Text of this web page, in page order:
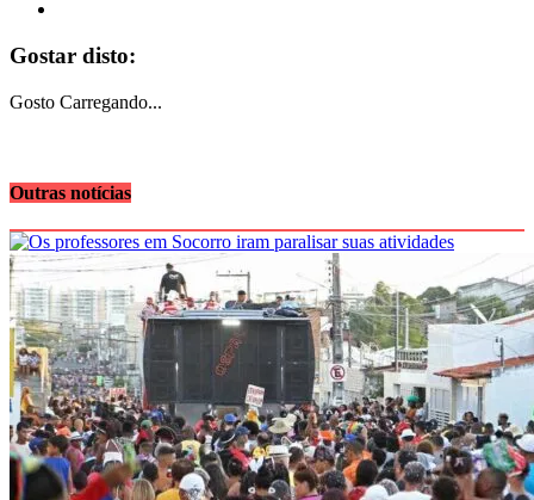
Gostar disto:
Gosto Carregando...
Outras notícias